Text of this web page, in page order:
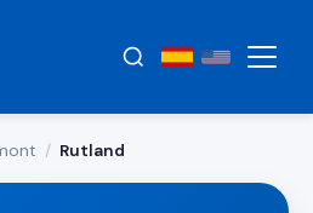
/ Rutland